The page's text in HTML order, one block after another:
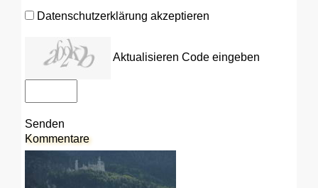
Datenschutzerklärung akzeptieren
Aktualisieren Code eingeben
Senden
Kommentare